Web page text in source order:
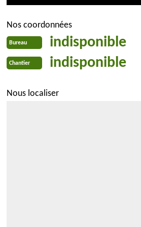
Nos coordonnées
Bureau indisponible
Chantier indisponible
Nous localiser